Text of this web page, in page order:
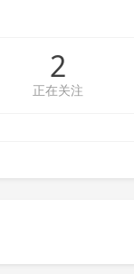
2
正在关注